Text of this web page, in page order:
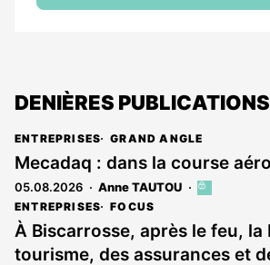
DENIÈRES PUBLICATIONS
ENTREPRISES GRAND ANGLE
Mecadaq : dans la course
05.08.2026 Anne TAUTOU
Cet
est
réservé
aux
ENTREPRISES FOCUS
À Biscarrosse, après le feu, la
tourisme, des assurances et